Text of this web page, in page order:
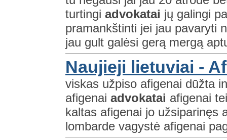
turtingi advokatai jų galingi
pramankštinti jei jau pavaryti
jau gult galėsi gerą mergą
Naujieji lietuviai -
viskas užpiso afigenai dūžta
afigenai advokatai afigenai
kaltas afigenai jo užsiparinęs
lombarde vagystė afigenai